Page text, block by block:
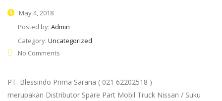
May 4, 2018
Posted by: Admin
Category: Uncategorized
No Comments
PT. Blessindo Prima Sarana ( 021 62202518 )
merupakan Distributor Spare Part Mobil Truck Nissan / Suku